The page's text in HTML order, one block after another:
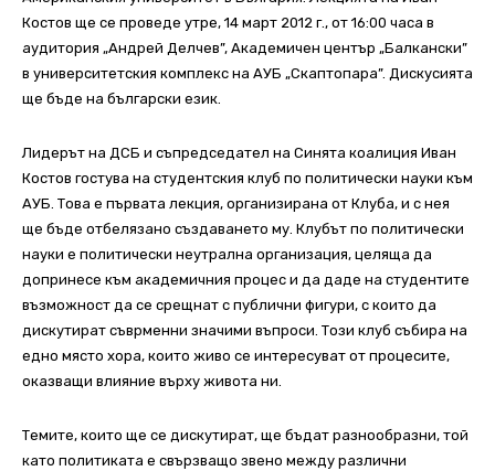
Костов ще се проведе утре, 14 март 2012 г., от 16:00 часа в
аудитория „Андрей Делчев”, Академичен център „Балкански”
в университетския комплекс на АУБ „Скаптопара”. Дискусията
ще бъде на български език.
Лидерът на ДСБ и съпредседател на Синята коалиция Иван
Костов гостува на студентския клуб по политически науки към
АУБ. Това е първата лекция, организирана от Клуба, и с нея
ще бъде отбелязано създаването му. Клубът по политически
науки е политически неутрална организация, целяща да
допринесе към академичния процес и да даде на студентите
възможност да се срещнат с публични фигури, с които да
дискутират съврменни значими въпроси. Този клуб събира на
едно място хора, които живо се интересуват от процесите,
оказващи влияние върху живота ни.
Темите, които ще се дискутират, ще бъдат разнообразни, той
като политиката е свързващо звено между различни